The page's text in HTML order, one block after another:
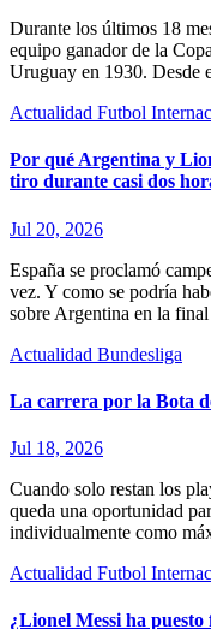
Durante los últimos 18
equipo ganador de la
Uruguay en 1930. Desde
Actualidad Futbol
Por qué Argentina y
tiro durante casi dos
Jul 20, 2026
España se proclamó
vez. Y como se podría
sobre Argentina en la
Actualidad Bundesliga
La carrera por la Bota
Jul 18, 2026
Cuando solo restan los
queda una oportunidad
individualmente como
Actualidad Futbol
¿Lionel Messi ha